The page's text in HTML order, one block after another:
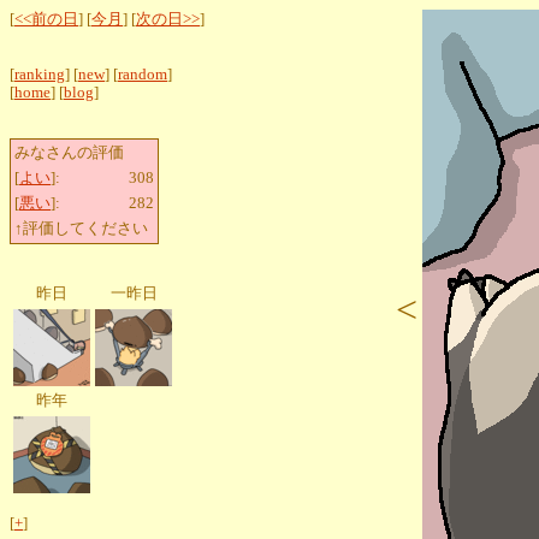
[<<前の日 ] [今月 ] [次の日>>]
[ranking] [new] [random]
[home] [blog]
みなさんの評価
[よい]:
308
[悪い]:
282
↑評価してください
昨日 一昨日
昨年
[+]
<